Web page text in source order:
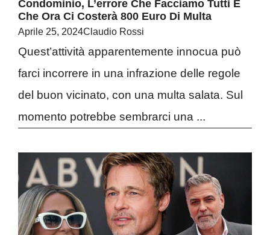
Condominio, L’errore Che Facciamo Tutti E
Che Ora Ci Costerà 800 Euro Di Multa
Aprile 25, 2024Claudio Rossi
Quest’attività apparentemente innocua può
farci incorrere in una infrazione delle regole
del buon vicinato, con una multa salata. Sul
momento potrebbe sembrarci una ...